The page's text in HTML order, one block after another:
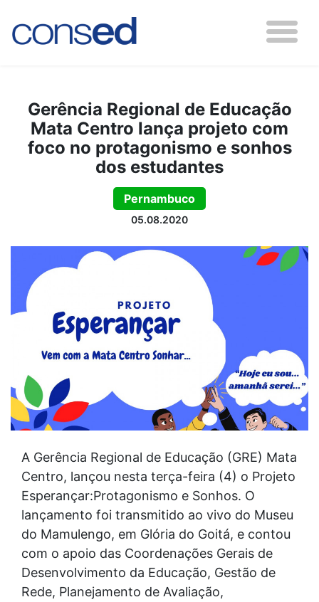
Gerência Regional de Educação
Mata Centro lança projeto com
foco no protagonismo e sonhos
dos estudantes
Pernambuco
05.08.2020
A Gerência Regional de Educação (GRE) Mata
Centro, lançou nesta terça-feira (4) o Projeto
Esperançar:Protagonismo e Sonhos. O
lançamento foi transmitido ao vivo do Museu
do Mamulengo, em Glória do Goitá, e contou
com o apoio das Coordenações Gerais de
Desenvolvimento da Educação, Gestão de
Rede, Planejamento de Avaliação,